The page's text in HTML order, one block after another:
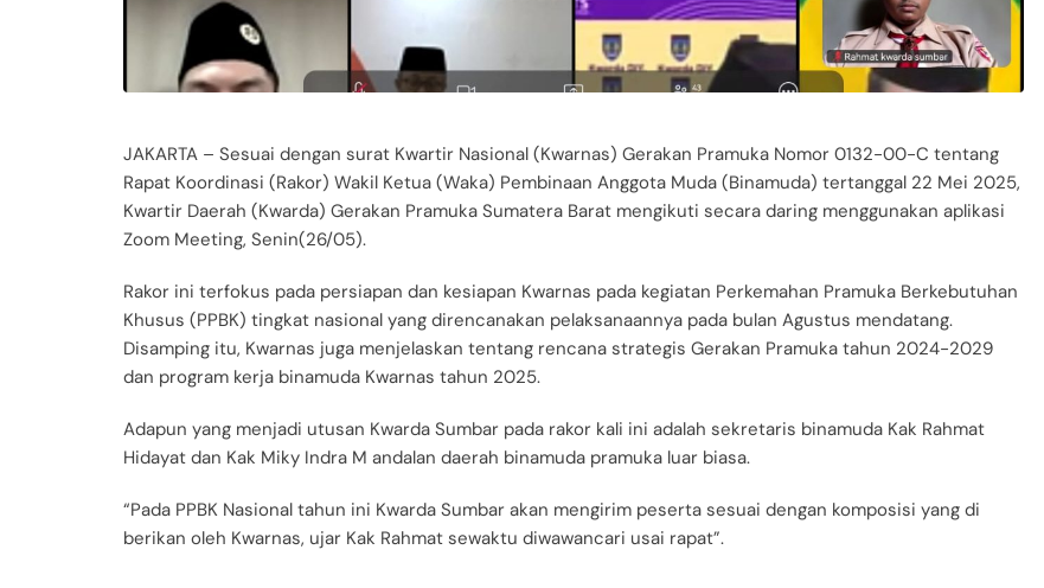
JAKARTA – Sesuai dengan surat Kwartir Nasional (Kwarnas) Gerakan Pramuka Nomor 0132-00-C tentang
Rapat Koordinasi (Rakor) Wakil Ketua (Waka) Pembinaan Anggota Muda (Binamuda) tertanggal 22 Mei 2025,
Kwartir Daerah (Kwarda) Gerakan Pramuka Sumatera Barat mengikuti secara daring menggunakan aplikasi
Zoom Meeting, Senin(26/05).
Rakor ini terfokus pada persiapan dan kesiapan Kwarnas pada kegiatan Perkemahan Pramuka Berkebutuhan
Khusus (PPBK) tingkat nasional yang direncanakan pelaksanaannya pada bulan Agustus mendatang.
Disamping itu, Kwarnas juga menjelaskan tentang rencana strategis Gerakan Pramuka tahun 2024-2029
dan program kerja binamuda Kwarnas tahun 2025.
Adapun yang menjadi utusan Kwarda Sumbar pada rakor kali ini adalah sekretaris binamuda Kak Rahmat
Hidayat dan Kak Miky Indra M andalan daerah binamuda pramuka luar biasa.
“Pada PPBK Nasional tahun ini Kwarda Sumbar akan mengirim peserta sesuai dengan komposisi yang di
berikan oleh Kwarnas, ujar Kak Rahmat sewaktu diwawancari usai rapat”.